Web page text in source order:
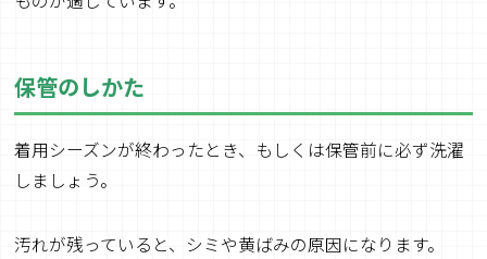
保管のしかた
着用シーズンが終わったとき、もしくは保管前に必ず洗濯
しましょう。
汚れが残っていると、シミや黄ばみの原因になります。